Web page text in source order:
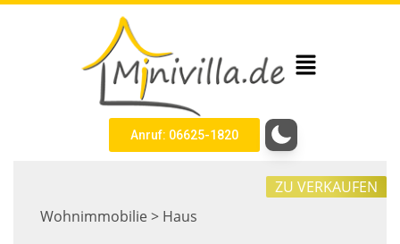
Anruf: 06625-1820
Wohnimmobilie > Haus
ZU VERKAUFEN